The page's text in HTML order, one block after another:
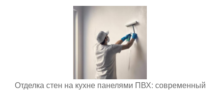
Отделка стен на кухне панелями ПВХ: современный